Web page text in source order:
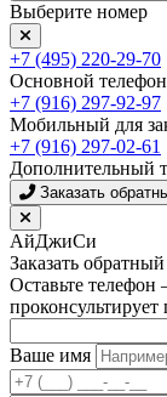
Выберите номер
+7 (495) 220-29-70
Основной
+7 (916) 297-92-97
Мобильный для
+7 (916) 297-02-61
Дополнительный
Заказать
АйДжиСи
Заказать
Оставьте
Ваше имя